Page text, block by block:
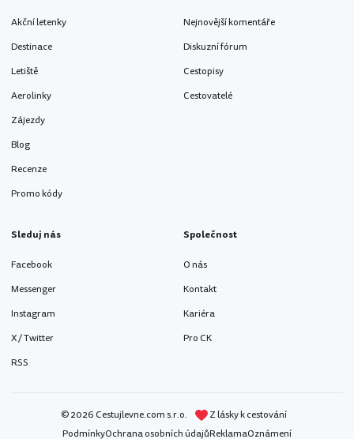
Akční letenky
Destinace
Letiště
Aerolinky
Zájezdy
Blog
Recenze
Promo kódy
Nejnovější komentáře
Diskuzní fórum
Cestopisy
Cestovatelé
Sleduj nás
Facebook
Messenger
Instagram
X / Twitter
RSS
Společnost
O nás
Kontakt
Kariéra
Pro CK
© 2026 Cestujlevne.com s.r.o.
Z lásky k cestování
PodmínkyOchrana osobních údajůReklamaOznámení